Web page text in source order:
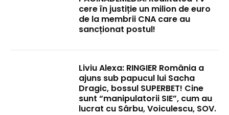
cere în justiție un milion de euro
de la membrii CNA care au
sancționat postul!
Liviu Alexa: RINGIER România a
ajuns sub papucul lui Sacha
Dragic, bossul SUPERBET! Cine
sunt “manipulatorii SIE”, cum au
lucrat cu Sârbu, Voiculescu, SOV.